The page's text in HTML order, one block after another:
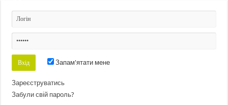
Запам'ятати мене
Зареєструватись
Забули свій пароль?